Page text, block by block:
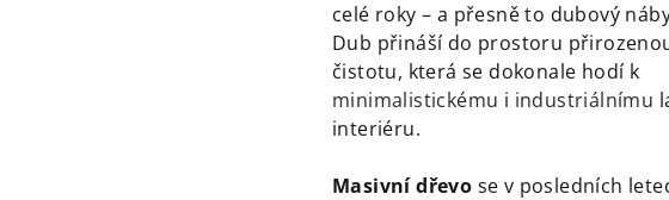
celé roky – a přesně to dubový
Dub přináší do prostoru
čistotu, která se dokonale hodí k
minimalistickému i industriálnímu
interiéru.
Masivní dřevo se v posledních